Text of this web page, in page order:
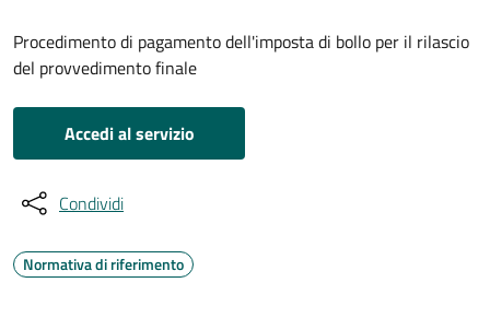
Procedimento di pagamento dell'imposta di bollo per il rilascio
del provvedimento finale
Accedi al servizio
Condividi
Normativa di riferimento